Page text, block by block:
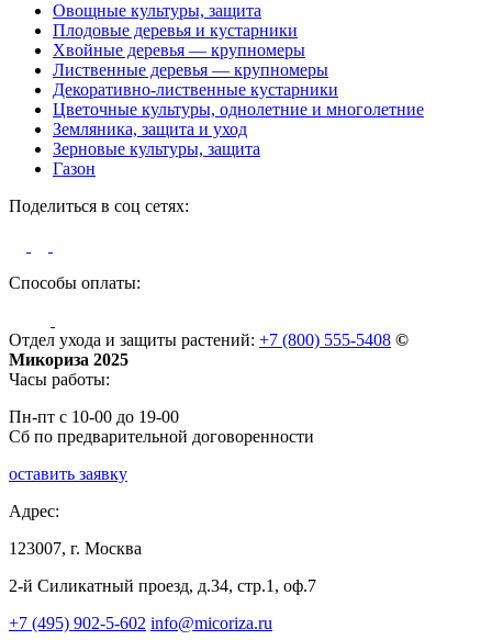
Овощные культуры, защита
Плодовые деревья и кустарники
Хвойные деревья — крупномеры
Лиственные деревья — крупномеры
Декоративно-лиственные кустарники
Цветочные культуры, однолетние и многолетние
Земляника, защита и уход
Зерновые культуры, защита
Газон
Поделиться в соц сетях:
Способы оплаты:
Отдел ухода и защиты растений: +7 (800) 555-5408 ©
Микориза 2025
Часы работы:
Пн-пт с 10-00 до 19-00
Сб по предварительной договоренности
оставить заявку
Адрес:
123007, г. Москва
2-й Силикатный проезд, д.34, стр.1, оф.7
+7 (495) 902-5-602 info@micoriza.ru